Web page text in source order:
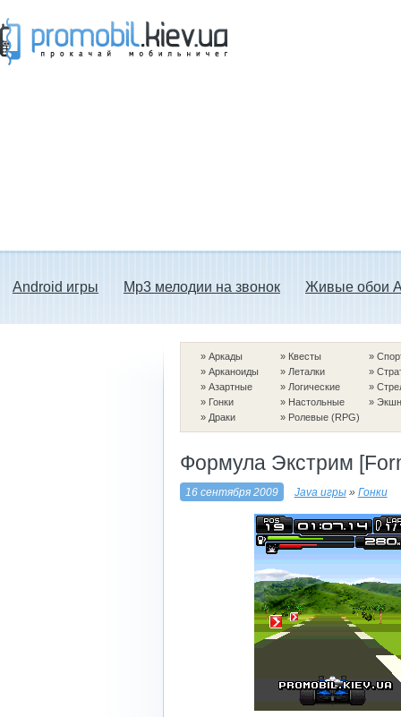
Android игры Mp3 мелодии на звонок Живые обои
» Аркады
» Арканоиды
» Азартные
» Гонки
» Драки
» Квесты
» Леталки
» Логические
» Настольные
» Ролевые (RPG)
»
»
»
»
Формула Экстрим
16 сентября 2009 Java игры» Гонки